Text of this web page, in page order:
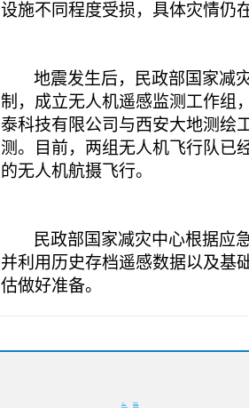
设施不同程度受损 ， 具体灾情仍
地震发生后，民政部国家减
制，成立无人机遥感监测工作组
泰科技有限公司与西安大地测绘
测。目前，两组无人机飞行队已
的无人机航摄飞行。
民政部国家减灾中心根据应
并利用历史存档遥感数据以及基
估做好准备。